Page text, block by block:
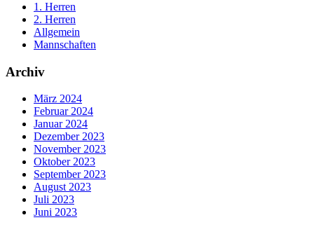
1. Herren
2. Herren
Allgemein
Mannschaften
Archiv
März 2024
Februar 2024
Januar 2024
Dezember 2023
November 2023
Oktober 2023
September 2023
August 2023
Juli 2023
Juni 2023